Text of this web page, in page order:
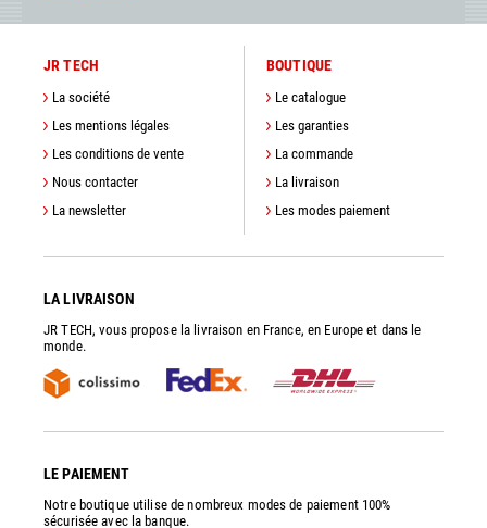
JR TECH
La société
Les mentions légales
Les conditions de vente
Nous contacter
La newsletter
BOUTIQUE
Le catalogue
Les garanties
La commande
La livraison
Les modes paiement
LA LIVRAISON
JR TECH, vous propose la livraison en France, en Europe et dans le
monde.
LE PAIEMENT
Notre boutique utilise de nombreux modes de paiement 100%
sécurisée avec la banque.